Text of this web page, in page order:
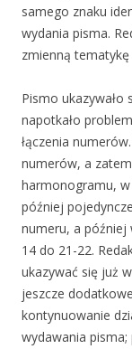
samego znaku
wydania pisma.
zmienną
Pismo ukazywało
napotkało
łączenia
numerów, a
harmonogramu,
później
numeru, a później
14 do 21-22.
ukazywać się już
jeszcze
kontynuowanie
wydawania pisma;